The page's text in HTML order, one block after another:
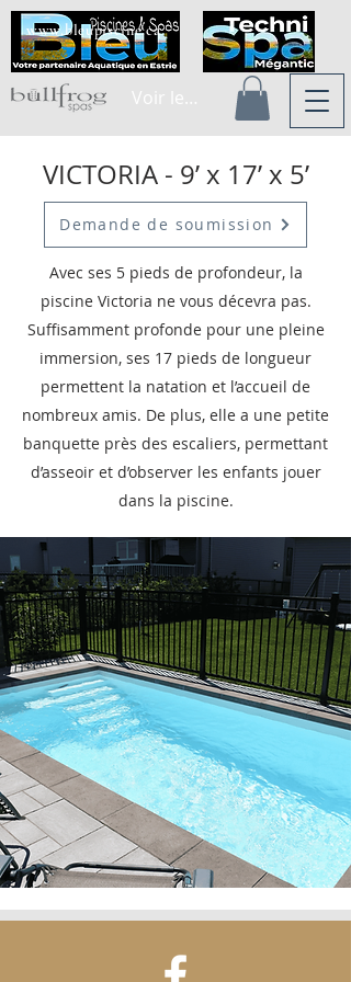
www.bleupiscine.ca
Voir les points
VICTORIA - 9’ x 17’ x 5’
Demande de soumission
Avec ses 5 pieds de profondeur, la
piscine Victoria ne vous décevra pas.
Suffisamment profonde pour une pleine
immersion, ses 17 pieds de longueur
permettent la natation et l’accueil de
nombreux amis. De plus, elle a une petite
banquette près des escaliers, permettant
d’asseoir et d’observer les enfants jouer
dans la piscine.